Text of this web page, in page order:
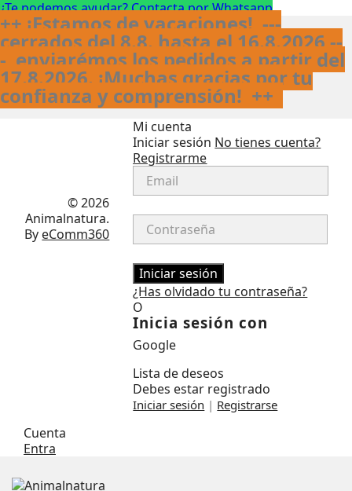
¿Te podemos ayudar? Contacta por Whatsapp
++ ¡Estamos de vacaciones! ---
cerrados del 8.8. hasta el 16.8.2026 --
- enviarémos los pedidos a partir del
17.8.2026. ¡Muchas gracias por tu
confianza y comprensión! ++
FacebookInstagram
© 2026
Animalnatura.
By eComm360
Mi cuenta
Iniciar sesión No tienes cuenta?
Registrarme
Iniciar sesión
¿Has olvidado tu contraseña?
O
Inicia sesión con
Google
Lista de deseos
Debes estar registrado
Iniciar sesión | Registrarse
Cuenta
Entra